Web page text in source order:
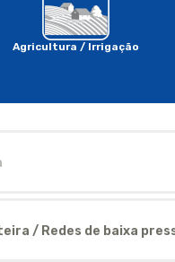
Agricultura / Irrigação
/ Redes de baixa